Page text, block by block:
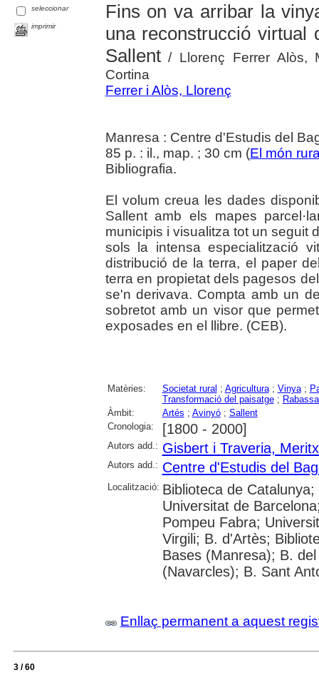
seleccionar
imprimir
Fins on va arribar la
una reconstrucció virtual
Sallent/ Llorenç Ferrer Alòs,
Cortina
Ferrer i Alòs, Llorenç
Manresa : Centre d'Estudis del
85 p. : il., map. ; 30 cm (El món
Bibliografia.
El volum creua les dades
Sallent amb els mapes
municipis i visualitza tot un seguit
sols la intensa especialització
distribució de la terra, el paper
terra en propietat dels pagesos
se'n derivava. Compta amb un
sobretot amb un visor que
exposades en el llibre. (CEB).
Matèries: Societat rural ; Agricultura; Vinya;
Transformació del paisatge;
Àmbit:
Artés ; Avinyó; Sallent
Cronologia:
[1800 - 2000]
Autors add.: Gisbert i Traveria,
Autors add.: Centre d'Estudis del
Localització: Biblioteca de
Universitat de
Pompeu Fabra;
Virgili; B. d'Artès;
Bases (Manresa); B.
(Navarcles); B. Sant
Enllaç permanent a aquest
3 / 60